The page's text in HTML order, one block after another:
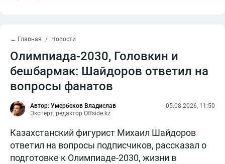
← Главная Новости
Олимпиада-2030, Головкин и
бешбармак: Шайдоров ответил на
вопросы фанатов
Автор: Умербеков Владислав
Эксперт, редактор Offside.kz
05.08.2026, 11:50
Казахстанский фигурист Михаил Шайдоров
ответил на вопросы подписчиков, рассказал о
подготовке к Олимпиаде-2030, жизни в